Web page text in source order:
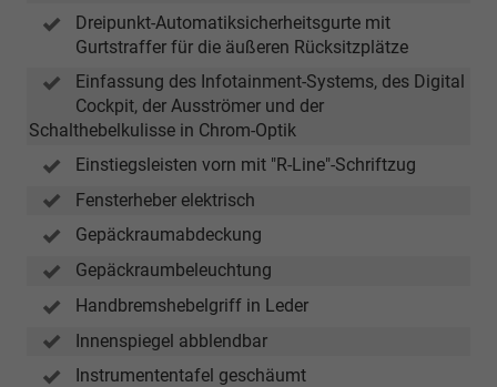
Dreipunkt-Automatiksicherheitsgurte mit
Gurtstraffer für die äußeren Rücksitzplätze
Einfassung des Infotainment-Systems, des Digital
Cockpit, der Ausströmer und der
Schalthebelkulisse in Chrom-Optik
Einstiegsleisten vorn mit "R-Line"-Schriftzug
Fensterheber elektrisch
Gepäckraumabdeckung
Gepäckraumbeleuchtung
Handbremshebelgriff in Leder
Innenspiegel abblendbar
Instrumententafel geschäumt